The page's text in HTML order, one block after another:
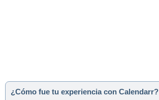
¿Cómo fue tu experiencia con Calendarr?